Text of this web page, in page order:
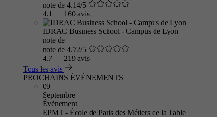
note de 4.14/5
4.1 — 160 avis
IDRAC Business School - Campus de Lyon
note de
note de 4.72/5
4.7 — 219 avis
Tous les avis
PROCHAINS ÉVÈNEMENTS
09
Septembre
Événement
EPMT - École de Paris des Métiers de la Table